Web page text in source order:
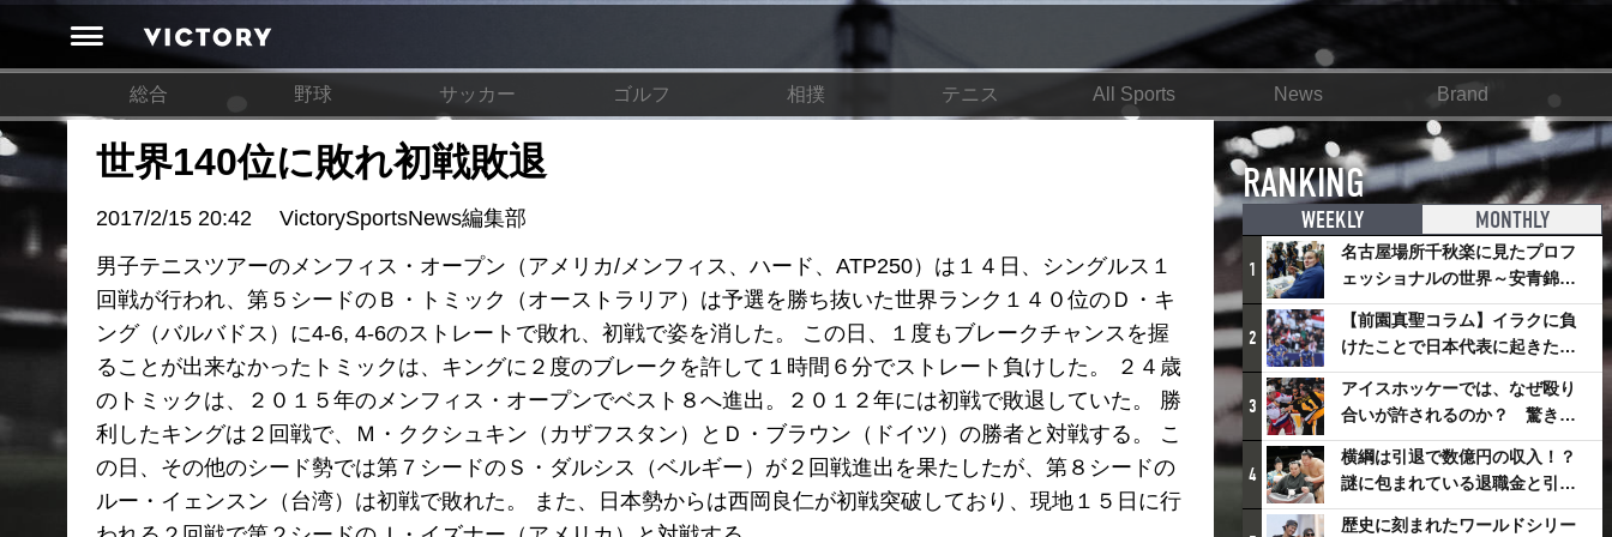
総合 野球 サッカー ゴルフ 相撲 テニス All Sports News Brand
世界140位に敗れ初戦敗退
2017/2/15 20:42
VictorySportsNews編集部
男子テニスツアーのメンフィス・オープン（アメリカ/メンフィス、ハード、ATP250）は１４日、シングルス１
回戦が行われ、第５シードのＢ・トミック（オーストラリア）は予選を勝ち抜いた世界ランク１４０位のＤ・キ
ング（バルバドス）に4-6, 4-6のストレートで敗れ、初戦で姿を消した。 この日、１度もブレークチャンスを握
ることが出来なかったトミックは、キングに２度のブレークを許して１時間６分でストレート負けした。 ２４歳
のトミックは、２０１５年のメンフィス・オープンでベスト８へ進出。２０１２年には初戦で敗退していた。 勝
利したキングは２回戦で、Ｍ・ククシュキン（カザフスタン）とＤ・ブラウン（ドイツ）の勝者と対戦する。 こ
の日、その他のシード勢では第７シードのＳ・ダルシス（ベルギー）が２回戦進出を果たしたが、第８シードの
ルー・イェンスン（台湾）は初戦で敗れた。 また、日本勢からは西岡良仁が初戦突破しており、現地１５日に行
RANKING
WEEKLY MONTHLY
1
名古屋場所千秋楽に見たプロフ
ェッショナルの世界～安青錦の
優勝を巡るさまざまなドラマ
2
【前園真聖コラム】イラクに負
けたことで日本代表に起きたプ
ラスとは
3
アイスホッケーでは、なぜ殴り
合いが許されるのか？ 驚きの
「ファイティング」ルールにつ
いて
4
横綱は引退で数億円の収入！？
謎に包まれている退職金と引退
相撲興行
歴史に刻まれたワールドシリー